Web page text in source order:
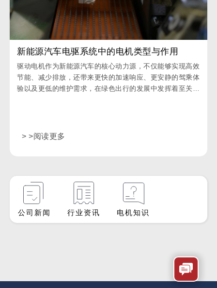
新能源汽车电驱系统中的电机类型与作用
驱动电机作为新能源汽车的核心动力源，不仅能够实现高效
节能、减少排放，还带来更快的加速响应、更安静的驾乘体
验以及更低的维护需求，在绿色出行的发展中发挥着至关重
> >阅读更多
公司新闻 行业资讯 电机知识